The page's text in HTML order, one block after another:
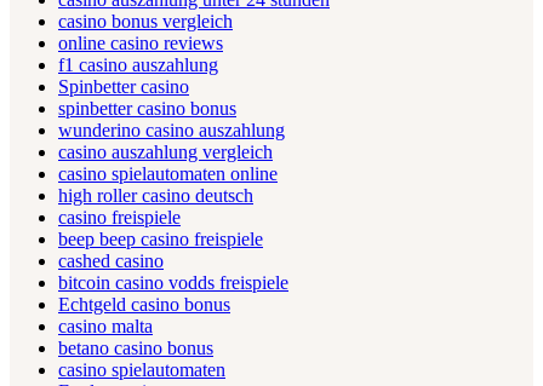
casino bonus vergleich
online casino reviews
f1 casino auszahlung
Spinbetter casino
spinbetter casino bonus
wunderino casino auszahlung
casino auszahlung vergleich
casino spielautomaten online
high roller casino deutsch
casino freispiele
beep beep casino freispiele
cashed casino
bitcoin casino vodds freispiele
Echtgeld casino bonus
casino malta
betano casino bonus
casino spielautomaten